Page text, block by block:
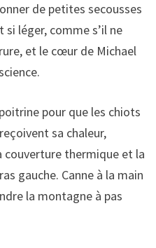
de petites secousses
léger, comme s’il ne
et le cœur de Michael
pour que les chiots
sa chaleur,
couverture thermique et la
gauche. Canne à la main
la montagne à pas